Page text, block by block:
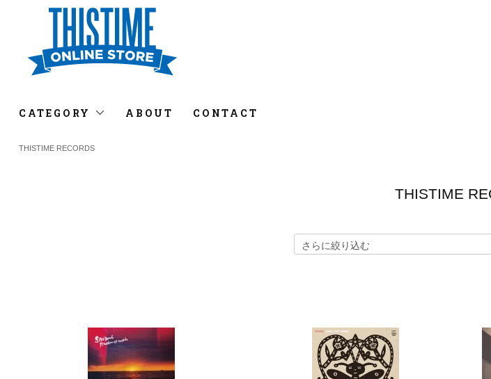
CATEGORY ABOUT CONTACT
THISTIME RECORDS
THISTIME